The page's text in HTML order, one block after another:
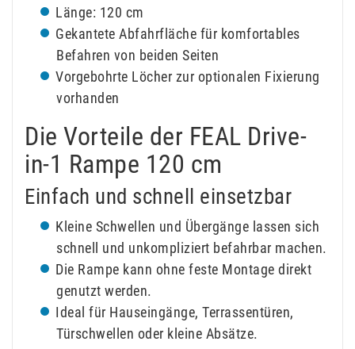
Länge: 120 cm
Gekantete Abfahrfläche für komfortables
Befahren von beiden Seiten
Vorgebohrte Löcher zur optionalen Fixierung
vorhanden
Die Vorteile der FEAL Drive-
in-1 Rampe 120 cm
Einfach und schnell einsetzbar
Kleine Schwellen und Übergänge lassen sich
schnell und unkompliziert befahrbar machen.
Die Rampe kann ohne feste Montage direkt
genutzt werden.
Ideal für Hauseingänge, Terrassentüren,
Türschwellen oder kleine Absätze.